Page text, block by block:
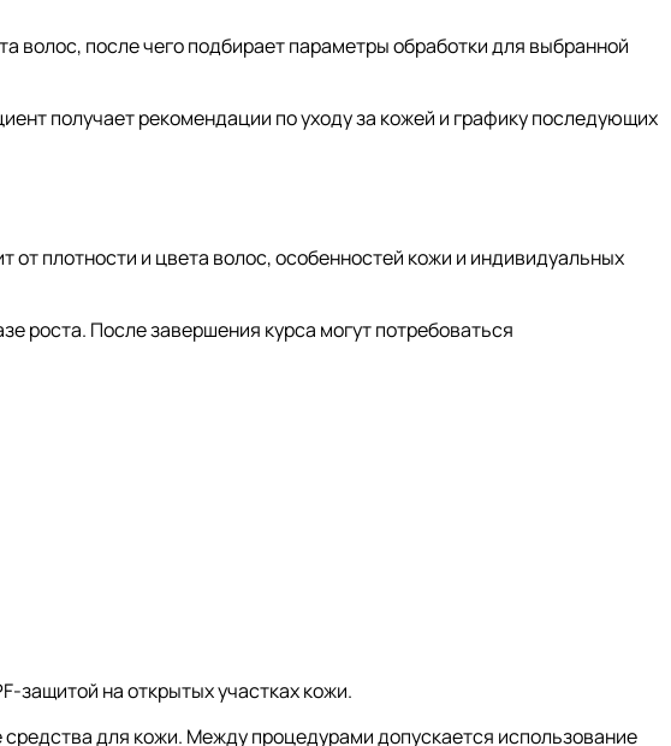
волос, после чего подбирает параметры обработки для выбранной
получает рекомендации по уходу за кожей и графику последующих
от плотности и цвета волос, особенностей кожи и индивидуальных
роста. После завершения курса могут потребоваться
защитой на открытых участках кожи.
для кожи. Между процедурами допускается использование